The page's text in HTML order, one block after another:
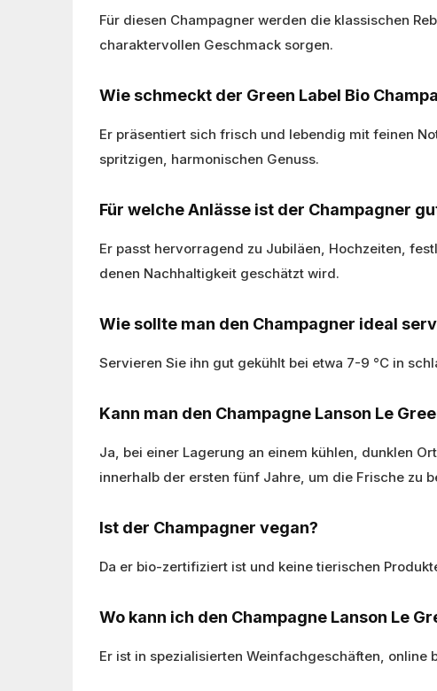
Für diesen Champagner werden die klassischen
charaktervollen Geschmack sorgen.
Wie schmeckt der Green Label Bio
Er präsentiert sich frisch und lebendig mit feinen
spritzigen, harmonischen Genuss.
Für welche Anlässe ist der Champagner
Er passt hervorragend zu Jubiläen, Hochzeiten,
denen Nachhaltigkeit geschätzt wird.
Wie sollte man den Champagner ideal
Servieren Sie ihn gut gekühlt bei etwa 7-9 °C in
Kann man den Champagne Lanson Le
Ja, bei einer Lagerung an einem kühlen, dunklen
innerhalb der ersten fünf Jahre, um die Frische zu
Ist der Champagner vegan?
Da er bio-zertifiziert ist und keine tierischen
Wo kann ich den Champagne Lanson Le
Er ist in spezialisierten Weinfachgeschäften,